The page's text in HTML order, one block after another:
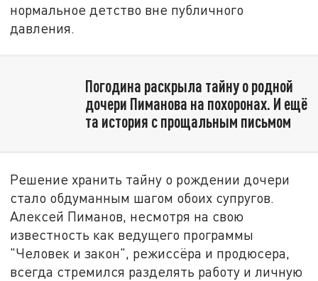
нормальное детство вне публичного
давления.
Погодина раскрыла тайну о родной
дочери Пиманова на похоронах. И ещё
та история с прощальным письмом
Решение хранить тайну о рождении дочери
стало обдуманным шагом обоих супругов.
Алексей Пиманов, несмотря на свою
известность как ведущего программы
"Человек и закон", режиссёра и продюсера,
всегда стремился разделять работу и личную